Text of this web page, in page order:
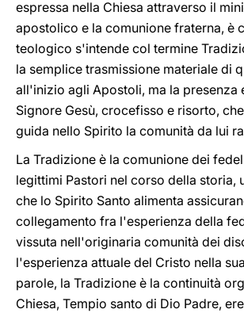
espressa nella Chiesa attraverso il
apostolico e la comunione fraterna, è
teologico s'intende col termine
la semplice trasmissione materiale di
all'inizio agli Apostoli, ma la presenza
Signore Gesù, crocefisso e risorto,
guida nello Spirito la comunità da lui
La Tradizione è la comunione dei
legittimi Pastori nel corso della storia,
che lo Spirito Santo alimenta
collegamento fra l'esperienza della
vissuta nell'originaria comunità dei
l'esperienza attuale del Cristo nella
parole, la Tradizione è la continuità
Chiesa, Tempio santo di Dio Padre,